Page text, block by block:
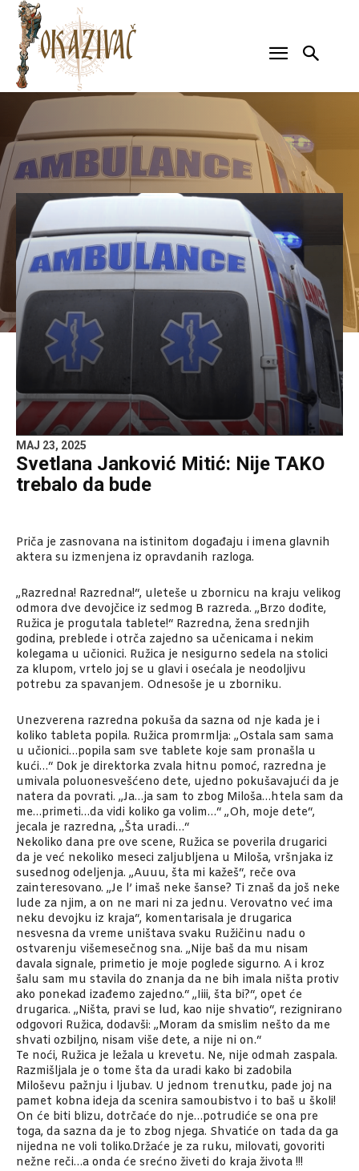
MAJ 23, 2025
Svetlana Janković Mitić: Nije TAKO
trebalo da bude
Priča je zasnovana na istinitom događaju i imena glavnih
aktera su izmenjena iz opravdanih razloga.
„Razredna! Razredna!“, uleteše u zbornicu na kraju velikog
odmora dve devojčice iz sedmog B razreda. „Brzo dođite,
Ružica je progutala tablete!“ Razredna, žena srednjih
godina, preblede i otrča zajedno sa učenicama i nekim
kolegama u učionici. Ružica je nesigurno sedela na stolici
za klupom, vrtelo joj se u glavi i osećala je neodoljivu
potrebu za spavanjem. Odnesoše je u zborniku.
Unezverena razredna pokuša da sazna od nje kada je i
koliko tableta popila. Ružica promrmlja: „Ostala sam sama
u učionici…popila sam sve tablete koje sam pronašla u
kući…“ Dok je direktorka zvala hitnu pomoć, razredna je
umivala poluonesvešćeno dete, ujedno pokušavajući da je
natera da povrati. „Ja…ja sam to zbog Miloša…htela sam da
me…primeti…da vidi koliko ga volim…“ „Oh, moje dete“,
jecala je razredna, „Šta uradi…“
Nekoliko dana pre ove scene, Ružica se poverila drugarici
da je već nekoliko meseci zaljubljena u Miloša, vršnjaka iz
susednog odeljenja. „Auuu, šta mi kažeš“, reče ova
zainteresovano. „Je l’ imaš neke šanse? Ti znaš da još neke
lude za njim, a on ne mari ni za jednu. Verovatno već ima
neku devojku iz kraja“, komentarisala je drugarica
nesvesna da vreme uništava svaku Ružičinu nadu o
ostvarenju višemesečnog sna. „Nije baš da mu nisam
davala signale, primetio je moje poglede sigurno. A i kroz
šalu sam mu stavila do znanja da ne bih imala ništa protiv
ako ponekad izađemo zajedno.“ „Iiii, šta bi?“, opet će
drugarica. „Ništa, pravi se lud, kao nije shvatio“, rezignirano
odgovori Ružica, dodavši: ,,Moram da smislim nešto da me
shvati ozbiljno, nisam više dete, a nije ni on.“
Te noći, Ružica je ležala u krevetu. Ne, nije odmah zaspala.
Razmišljala je o tome šta da uradi kako bi zadobila
Miloševu pažnju i ljubav. U jednom trenutku, pade joj na
pamet kobna ideja da scenira samoubistvo i to baš u školi!
On će biti blizu, dotrčaće do nje…potrudiće se ona pre
toga, da sazna da je to zbog njega. Shvatiće on tada da ga
nijedna ne voli toliko.Držaće je za ruku, milovati, govoriti
nežne reči…a onda će srećno živeti do kraja života !!!